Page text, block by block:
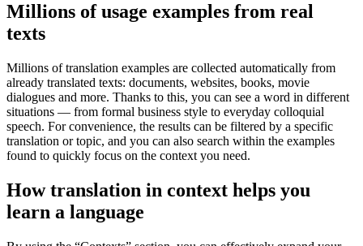
Millions of usage examples from real
texts
Millions of translation examples are collected automatically from
already translated texts: documents, websites, books, movie
dialogues and more. Thanks to this, you can see a word in different
situations — from formal business style to everyday colloquial
speech. For convenience, the results can be filtered by a specific
translation or topic, and you can also search within the examples
found to quickly focus on the context you need.
How translation in context helps you
learn a language